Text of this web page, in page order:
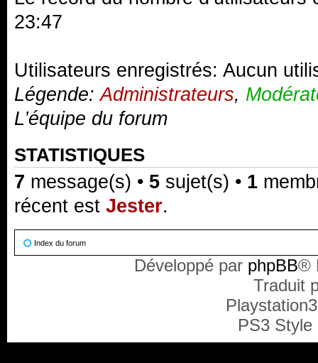
23:47
Utilisateurs enregistrés: Aucun
Légende:Administrateurs,
L’équipe du forum
STATISTIQUES
7 message(s) • 5 sujet(s) • 1
récent est Jester.
Index du forum
Développé par phpBB®
Traduit
PS3